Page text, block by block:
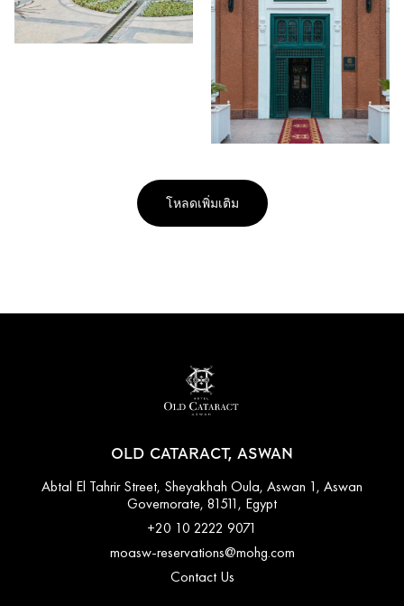
โหลดเพิ่มเติม
OLD CATARACT, ASWAN
Abtal El Tahrir Street, Sheyakhah Oula, Aswan 1, Aswan
Governorate, 81511, Egypt
+20 10 2222 9071
moasw-reservations@mohg.com
Contact Us